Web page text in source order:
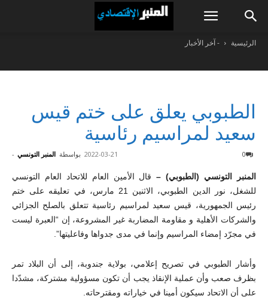
الرئيسية - آخر الأخبار
الطبوبي يعلق على ختم قيس
سعيد لمراسيم رئاسية
بواسطة المنبر التونسي - 2022-03-21 0
المنبر التونسي (الطبوبي) –قال الأمين العام للاتحاد العام التونسي
للشغل، نور الدين الطبوبي، الاثنين 21 مارس، في تعليقه على ختم
رئيس الجمهورية، قيس سعيد لمراسيم رئاسية تتعلق بالصلح الجزائي
والشركات الأهلية و مقاومة المضاربة غير المشروعة، إن “العبرة ليست
في مجرّد إمضاء المراسيم وإنما في مدى جدواها وفاعليتها”.
وأشار الطبوبي في تصريح إعلامي، بولاية جندوبة، إلى أن البلاد تمر
بظرف صعب وأن عملية الإنقاذ يجب أن تكون مسؤولية مشتركة، مشدّدا
على أن الاتحاد سيكون أمينا في خياراته ومقترحاته.